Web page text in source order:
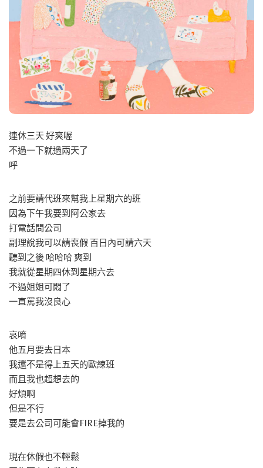
連休三天 好爽喔
不過一下就過兩天了
呼
之前要請代班來幫我上星期六的班
因為下午我要到阿公家去
打電話問公司
副理說我可以請喪假 百日內可請六天
聽到之後 哈哈哈 爽到
我就從星期四休到星期六去
不過姐姐可悶了
一直罵我沒良心
哀唷
他五月要去日本
我還不是得上五天的歐練班
而且我也超想去的
好煩啊
但是不行
要是去公司可能會FIRE掉我的
現在休假也不輕鬆